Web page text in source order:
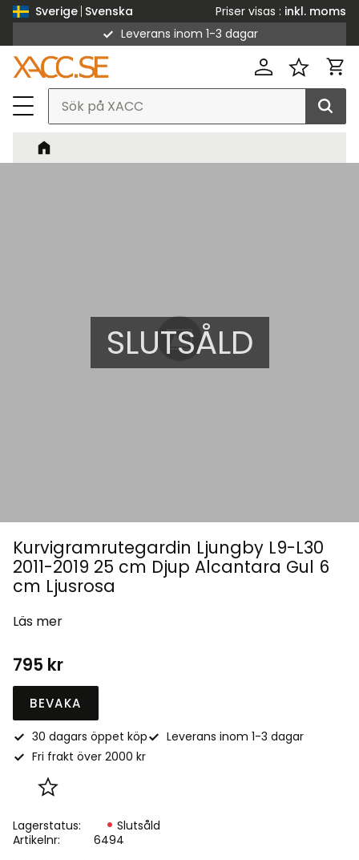
Sverige Svenska Priser visas
inkl. moms
Leverans inom 1-3 dagar
SLUTSÅLD
Kurvigramrutegardin Ljungby L9-L30
2011-2019 25 cm Djup Alcantara Gul 6
cm Ljusrosa
Läs mer
795 kr
Lägg till i favoriter
BEVAKA
30 dagars öppet köp
Leverans inom 1-3 dagar
Fri frakt över 2000 kr
Lagerstatus
Slutsåld
Artikelnr
6494